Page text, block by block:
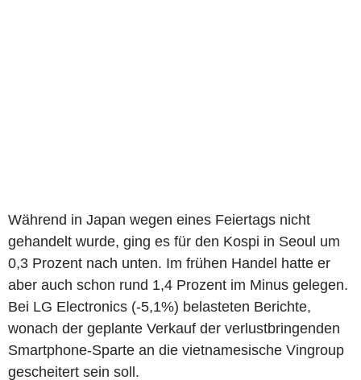
Während in Japan wegen eines Feiertags nicht
gehandelt wurde, ging es für den Kospi in Seoul um
0,3 Prozent nach unten. Im frühen Handel hatte er
aber auch schon rund 1,4 Prozent im Minus gelegen.
Bei LG Electronics (-5,1%) belasteten Berichte,
wonach der geplante Verkauf der verlustbringenden
Smartphone-Sparte an die vietnamesische Vingroup
gescheitert sein soll.